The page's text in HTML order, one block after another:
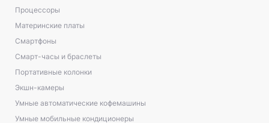
Процессоры
Материнские платы
Смартфоны
Смарт-часы и браслеты
Портативные колонки
Экшн-камеры
Умные автоматические кофемашины
Умные мобильные кондиционеры